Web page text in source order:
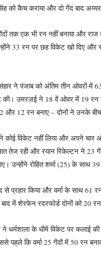
को कैच कराया और दो गेंद बाद अय्यर
तक एक भी रन नहीं बनाया और राज
33 रन पर छह विकेट खो दिए
ने पंजाब को अंतिम तीन ओवरों में
उमरज़ई ने 18 वें ओवर में 19 रन
और 12 रन बनाए – दोनों ने उनके
कोई विकेट नहीं लिया और अपने चार
तेज रही और रयान रिकेल्टन ने 23
उन्होंने रोहित शर्मा (25) के साथ
प्रहार किया और वर्मा के साथ 61
में शेरफेन रदरफोर्ड दोनों को 20
धर्मशाला के धीमे विकेट पर कलाई की
पहले कि वर्मा 25 गेंदों में 50 रन